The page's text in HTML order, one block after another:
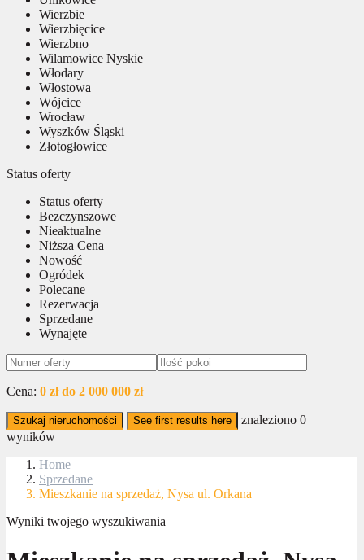
Wierzbie
Wierzbięcice
Wierzbno
Wilamowice Nyskie
Włodary
Włostowa
Wójcice
Wrocław
Wyszków Śląski
Złotogłowice
Status oferty
Status oferty
Bezczynszowe
Nieaktualne
Niższa Cena
Nowość
Ogródek
Polecane
Rezerwacja
Sprzedane
Wynajęte
Cena: 0 zł do 2 000 000 zł
Szukaj nieruchomości See first results here znaleziono 0
wyników
Home
Sprzedane
Mieszkanie na sprzedaż, Nysa ul. Orkana
Wyniki twojego wyszukiwania